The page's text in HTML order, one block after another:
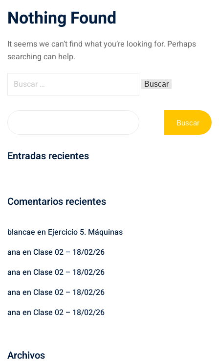
Nothing Found
It seems we can’t find what you’re looking for. Perhaps
searching can help.
Buscar
Entradas recientes
Comentarios recientes
blancae en Ejercicio 5. Máquinas
ana en Clase 02 – 18/02/26
ana en Clase 02 – 18/02/26
ana en Clase 02 – 18/02/26
ana en Clase 02 – 18/02/26
Archivos